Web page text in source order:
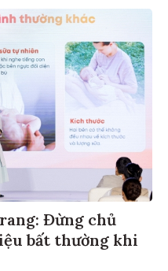
Đừng chủ
bất thường khi